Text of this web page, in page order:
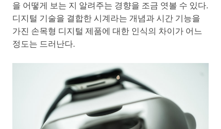
을 어떻게 보는 지 알려주는 경향을 조금 엿볼 수 있다.
디지털 기술을 결합한 시계라는 개념과 시간 기능을
가진 손목형 디지털 제품에 대한 인식의 차이가 어느
정도는 드러난다.